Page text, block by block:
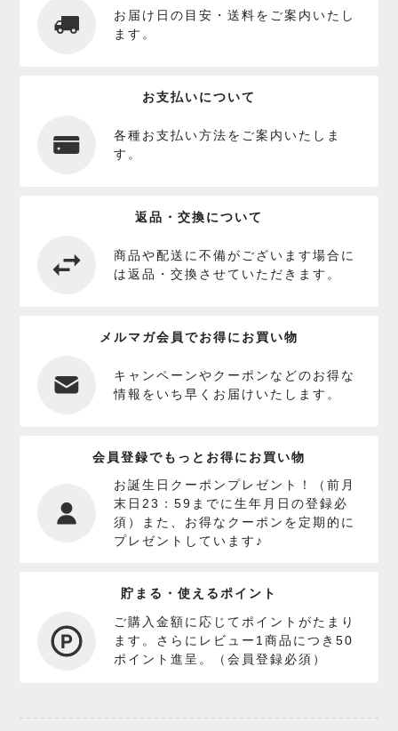
お届け日の目安・送料をご案内いたし
ます。
お支払いについて
各種お支払い方法をご案内いたしま
す。
返品・交換について
商品や配送に不備がございます場合に
は返品・交換させていただきます。
メルマガ会員でお得にお買い物
キャンペーンやクーポンなどのお得な
情報をいち早くお届けいたします。
会員登録でもっとお得にお買い物
お誕生日クーポンプレゼント！（前月
末日23：59までに生年月日の登録必
須）また、お得なクーポンを定期的に
プレゼントしています♪
貯まる・使えるポイント
ご購入金額に応じてポイントがたまり
ます。さらにレビュー1商品につき50
ポイント進呈。（会員登録必須）